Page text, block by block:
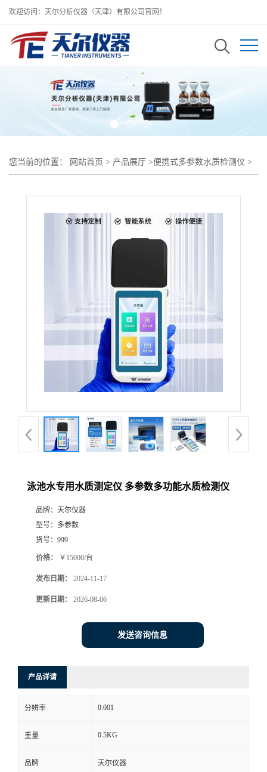
欢迎访问：天尔分析仪器（天津）有限公司官网！
您当前的位置： 网站首页 > 产品展厅 >便携式多参数水质检测仪 >
泳池水专用水质测定仪 多参数多功能水质检测仪
品牌： 天尔仪器
型号： 多参数
货号： 999
价格： ￥15000/台
发布日期： 2024-11-17
更新日期： 2026-08-06
发送咨询信息
产品详请
分辨率 0.001
重量 0.5KG
品牌 天尔仪器